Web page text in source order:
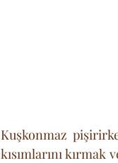
Kuşkonmaz
kısımlarını